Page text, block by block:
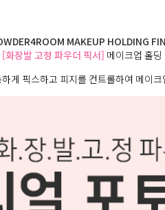
MAKEUP HOLDING
[화장발 고정 파우더 픽서] 메이크업 홀
게 픽스하고 피지를 컨트롤하여 메이